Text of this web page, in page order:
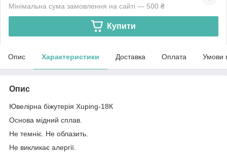
Мінімальна сума замовлення на сайті — 500 ₴
Купити
Опис Характеристики Доставка Оплата Умови
Опис
Ювелірна біжутерія Xuping-18К
Основа мідний сплав.
Не темніє. Не облазить.
Не викликає алергії.